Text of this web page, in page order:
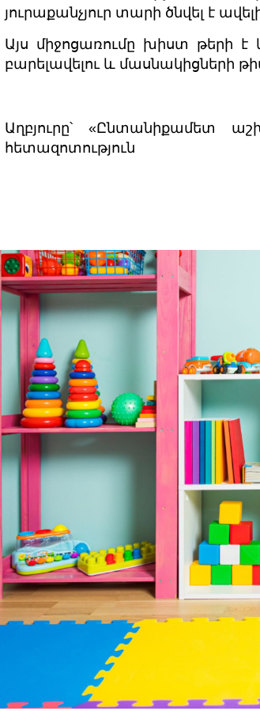
յուրաքանչյուր տարի ծնվել է
Այս միջոցառումը խիստ թերի
բարելավելու և մասնակիցների
Աղբյուրը՝ «Ընտանիքամետ
հետազոտություն